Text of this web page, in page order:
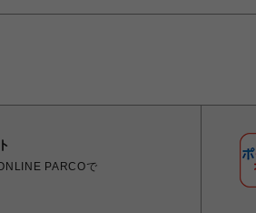
PARCOで